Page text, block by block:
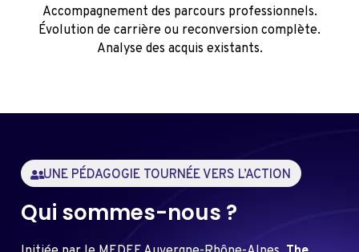
Accompagnement des parcours professionnels.
Évolution de carrière ou reconversion complète.
Analyse des acquis existants.
UNE PÉDAGOGIE TOURNÉE VERS L’ACTION
Qui sommes-nous ?